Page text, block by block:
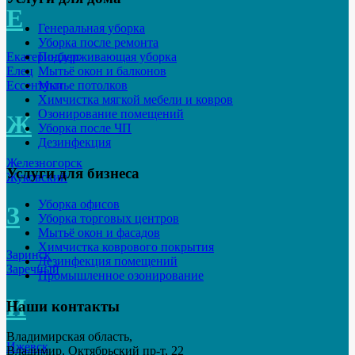
Е
Екатеринбург
Елец
Ессентуки
Ж
Железногорск
Жуковский
З
Заринск
Заречный
И
Ижевск
Генеральная уборка
Уборка после ремонта
Поддерживающая уборка
Мытьё окон и балконов
Мытье потолков
Химчистка мягкой мебели и ковров
Озонирование помещений
Уборка после ЧП
Дезинфекция
Услуги для бизнеса
Уборка офисов
Уборка торговых центров
Мытьё окон и фасадов
Химчистка коврового покрытия
Дезинфекция помещений
Промышленное озонирование
Наши контакты
Владимирская область,
Владимир, Октябрьский пр-т, 22